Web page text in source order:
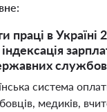
праці в Україні
система
медиків,